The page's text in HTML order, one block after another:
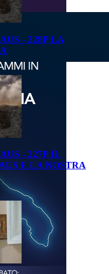
- 228P LA
- 227P IL
E LA NOSTRA